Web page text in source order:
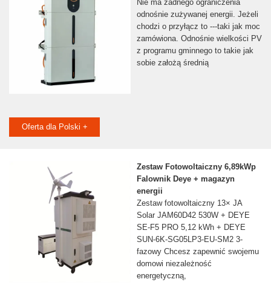
Nie ma żadnego ograniczenia
odnośnie zużywanej energii. Jeżeli
chodzi o przyłącz to ---taki jak moc
zamówiona. Odnośnie wielkości PV
z programu gminnego to takie jak
sobie założą średnią
Oferta dla Polski +
Zestaw Fotowoltaiczny 6,89kWp
Falownik Deye + magazyn
energii
Zestaw fotowoltaiczny 13× JA
Solar JAM60D42 530W + DEYE
SE-F5 PRO 5,12 kWh + DEYE
SUN-6K-SG05LP3-EU-SM2 3-
fazowy Chcesz zapewnić swojemu
domowi niezależność
energetyczną,